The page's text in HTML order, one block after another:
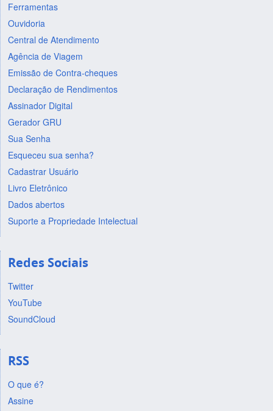
Ferramentas
Ouvidoria
Central de Atendimento
Agência de Viagem
Emissão de Contra-cheques
Declaração de Rendimentos
Assinador Digital
Gerador GRU
Sua Senha
Esqueceu sua senha?
Cadastrar Usuário
Livro Eletrônico
Dados abertos
Suporte a Propriedade Intelectual
Redes Sociais
Twitter
YouTube
SoundCloud
RSS
O que é?
Assine